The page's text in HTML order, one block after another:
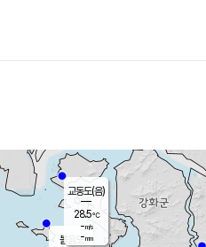
볼음도
교동도(음)
28.5℃
-m/s
-mm